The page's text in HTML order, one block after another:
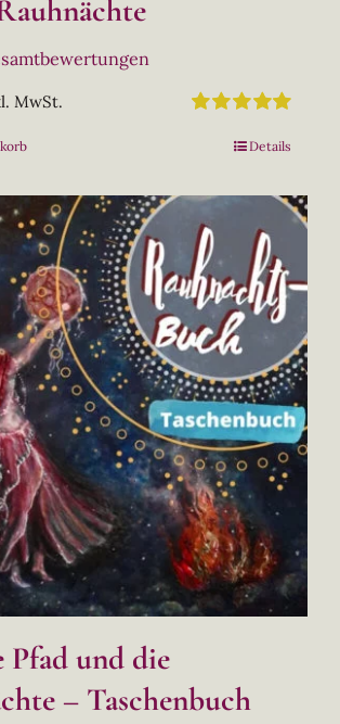
5.00von
MwSt.
Details
Pfad und die
– Taschenbuch